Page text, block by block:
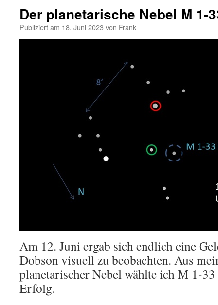
Der planetarische Nebel M 1-
Publiziert am 18. Juni 2023 von Frank
Am 12. Juni ergab sich endlich eine
Dobson visuell zu beobachten. Aus
planetarischer Nebel wählte ich M 1-
Erfolg.